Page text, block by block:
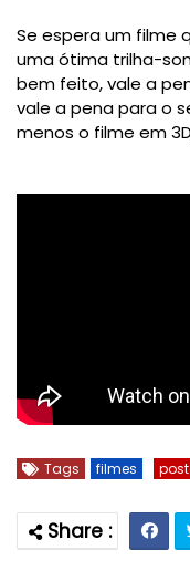
Se espera um filme
uma ótima trilha-
bem feito, vale a
vale a pena para o
menos o filme em
Tags filmes